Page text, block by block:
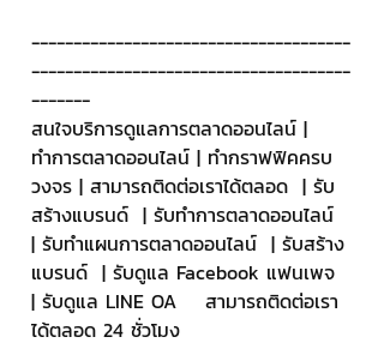
--------------------------------------
--------------------------------------
-------
สนใจบริการดูแลการตลาดออนไลน์ |
ทำการตลาดออนไลน์ | ทำกราฟฟิคครบ
วงจร | สามารถติดต่อเราได้ตลอด  | รับ
สร้างแบรนด์  | รับทำการตลาดออนไลน์
| รับทำแผนการตลาดออนไลน์  | รับสร้าง
แบรนด์  | รับดูแล Facebook แฟนเพจ
| รับดูแล LINE OA    สามารถติดต่อเรา
ได้ตลอด 24 ชั่วโมง